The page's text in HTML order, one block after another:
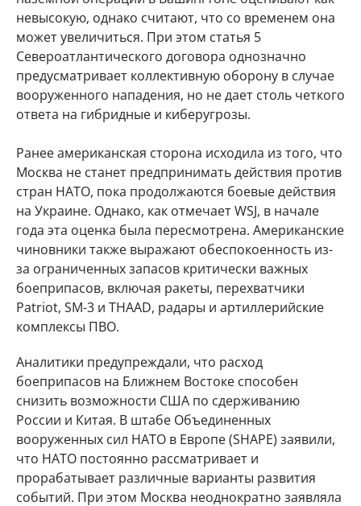
невысокую, однако считают, что со временем она
может увеличиться. При этом статья 5
Североатлантического договора однозначно
предусматривает коллективную оборону в случае
вооруженного нападения, но не дает столь четкого
ответа на гибридные и киберугрозы.
Ранее американская сторона исходила из того, что
Москва не станет предпринимать действия против
стран НАТО, пока продолжаются боевые действия
на Украине. Однако, как отмечает WSJ, в начале
года эта оценка была пересмотрена. Американские
чиновники также выражают обеспокоенность из-
за ограниченных запасов критически важных
боеприпасов, включая ракеты, перехватчики
Patriot, SM-3 и THAAD, радары и артиллерийские
комплексы ПВО.
Аналитики предупреждали, что расход
боеприпасов на Ближнем Востоке способен
снизить возможности США по сдерживанию
России и Китая. В штабе Объединенных
вооруженных сил НАТО в Европе (SHAPE) заявили,
что НАТО постоянно рассматривает и
прорабатывает различные варианты развития
событий. При этом Москва неоднократно заявляла